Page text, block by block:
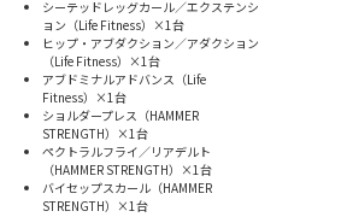
シーテッドレッグカール／エクステンシ
ョン（Life Fitness）×1台
ヒップ・アブダクション／アダクション
（Life Fitness）×1台
アブドミナルアドバンス（Life
Fitness）×1台
ショルダープレス（HAMMER
STRENGTH）×1台
ペクトラルフライ／リアデルト
（HAMMER STRENGTH）×1台
バイセップスカール（HAMMER
STRENGTH）×1台